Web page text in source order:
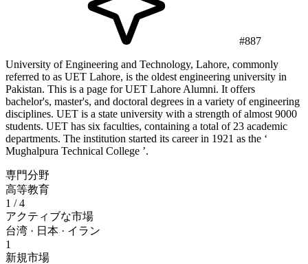
#887
University of Engineering and Technology, Lahore, commonly
referred to as UET Lahore, is the oldest engineering university in
Pakistan. This is a page for UET Lahore Alumni. It offers
bachelor's, master's, and doctoral degrees in a variety of engineering
disciplines. UET is a state university with a strength of almost 9000
students. UET has six faculties, containing a total of 23 academic
departments. The institution started its career in 1921 as the ‘
Mughalpura Technical College ’.
専門分野
高等教育
1 / 4
アクティブな市場
台湾 · 日本 · イラン
1
新規市場